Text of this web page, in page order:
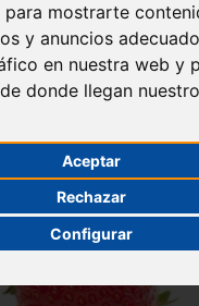
para mostrarte
y anuncios
en nuestra web y
donde llegan
Aceptar
Rechazar
Configurar
bocas